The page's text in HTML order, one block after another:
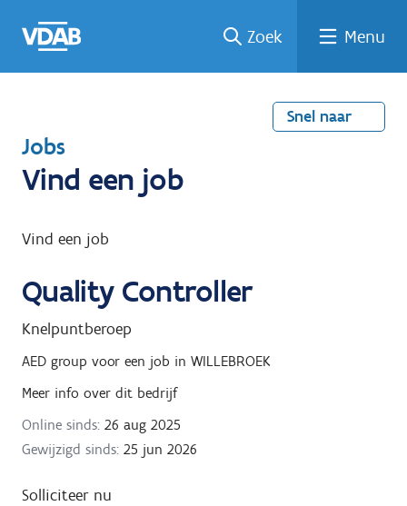
naar
een
een
job
naar
Zoek Menu
Snel naar
T
e
u
n
a
a
Jobs
Vind een job
Vind een job
Quality Controller
Knelpuntberoep
AED group voor een job in WILLEBROEK
Meer info over dit bedrijf
Online sinds: 26 aug 2025
Gewijzigd sinds: 25 jun 2026
Solliciteer nu